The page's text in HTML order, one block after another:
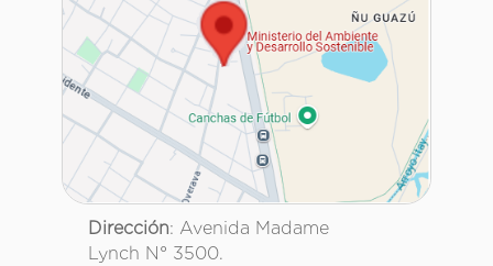
Dirección: Avenida Madame
Lynch N° 3500.